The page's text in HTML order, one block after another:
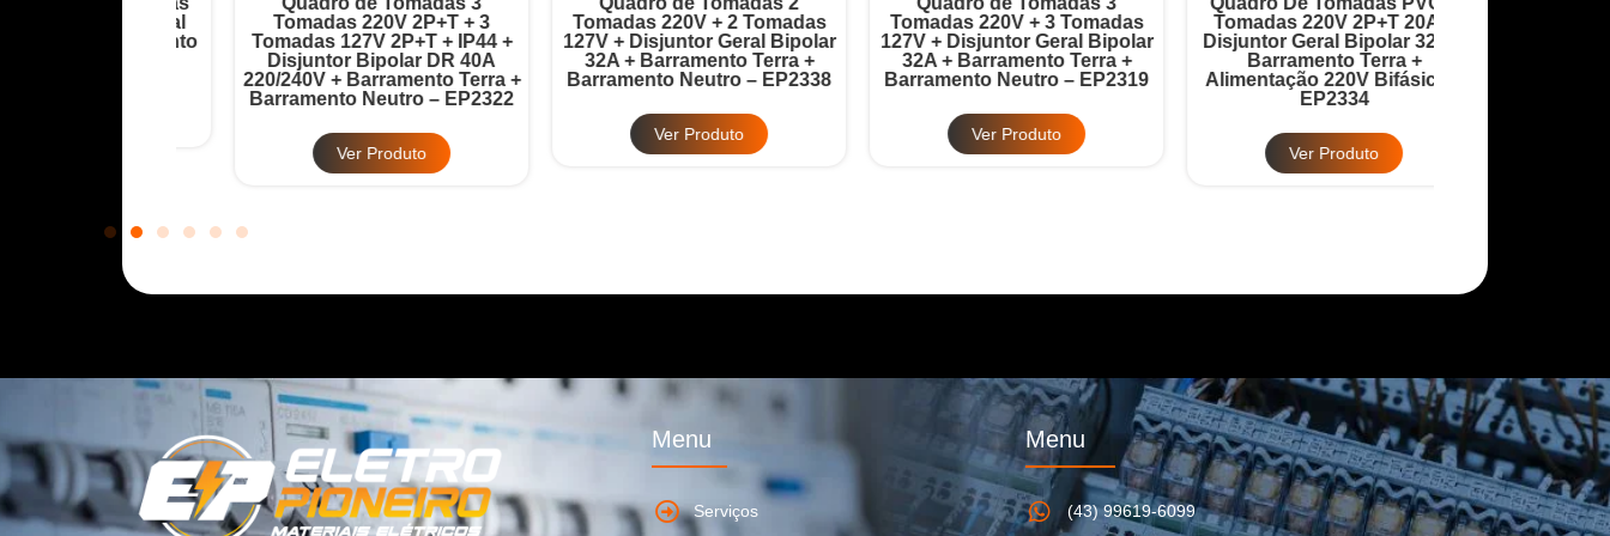
Tomadas 220V 2P+T + 3
Tomadas 127V 2P+T + IP44 +
Disjuntor Bipolar DR 40A
220/240V + Barramento Terra +
Barramento Neutro – EP2322
Ver Produto
Tomadas 220V + 2 Tomadas
127V + Disjuntor Geral Bipolar
32A + Barramento Terra +
Barramento Neutro – EP2338
Ver Produto
Tomadas 220V + 3 Tomadas
127V + Disjuntor Geral Bipolar
32A + Barramento Terra +
Barramento Neutro – EP2319
Ver Produto
Tomadas 220V 2P+T 20A +
Disjuntor Geral Bipolar 32A +
Barramento Terra +
Alimentação 220V Bifásico –
EP2334
Ver Produto
Menu
Serviços
Menu
(43) 99619-6099